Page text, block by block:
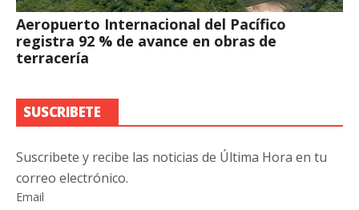
Aeropuerto Internacional del Pacífico
registra 92 % de avance en obras de
terracería
SUSCRIBETE
Suscribete y recibe las noticias de Última Hora en tu
correo electrónico.
Email